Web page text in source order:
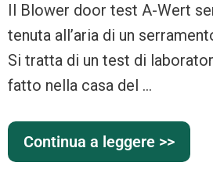
Il Blower door test A-Wert
tenuta all’aria di un
Si tratta di un test di
fatto nella casa del …
Continua a leggere >>